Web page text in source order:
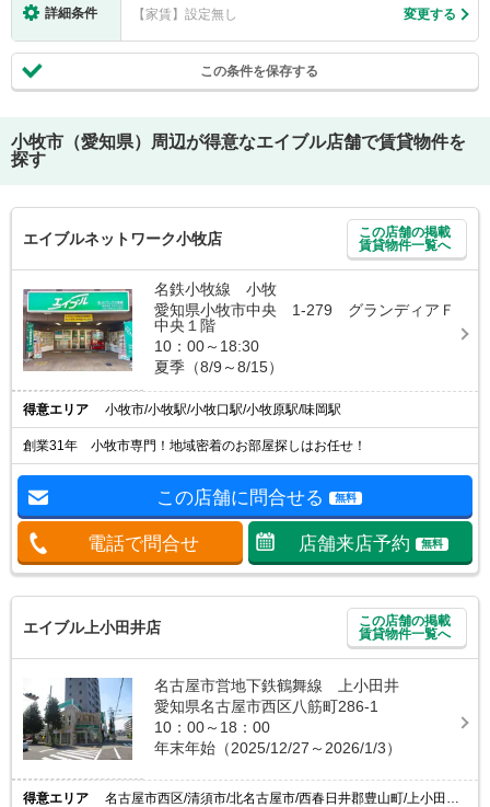
詳細条件 【家賃】設定無し 変更する
この条件を保存する
小牧市（愛知県）
周辺が得意なエイブル店舗で賃貸物件を
探す
エイブルネットワーク小牧店
この店舗の掲載
賃貸物件一覧へ
名鉄小牧線 小牧
愛知県小牧市中央 1-279 グランディアＦ
中央１階
10：00～18:30
夏季（8/9～8/15）
得意エリア 小牧市/小牧駅/小牧口駅/小牧原駅/味岡駅
創業31年 小牧市専門！地域密着のお部屋探しはお任せ！
この店舗に問合せる 無料
電話で問合せ 店舗来店予約 無料
エイブル上小田井店
この店舗の掲載
賃貸物件一覧へ
名古屋市営地下鉄鶴舞線 上小田井
愛知県名古屋市西区八筋町286-1
10：00～18：00
年末年始（2025/12/27～2026/1/3）
得意エリア 名古屋市西区/清須市/北名古屋市/西春日井郡豊山町/上小田井駅